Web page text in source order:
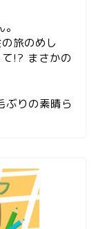
旅のめし
!? まさかの
ぶりの素晴ら